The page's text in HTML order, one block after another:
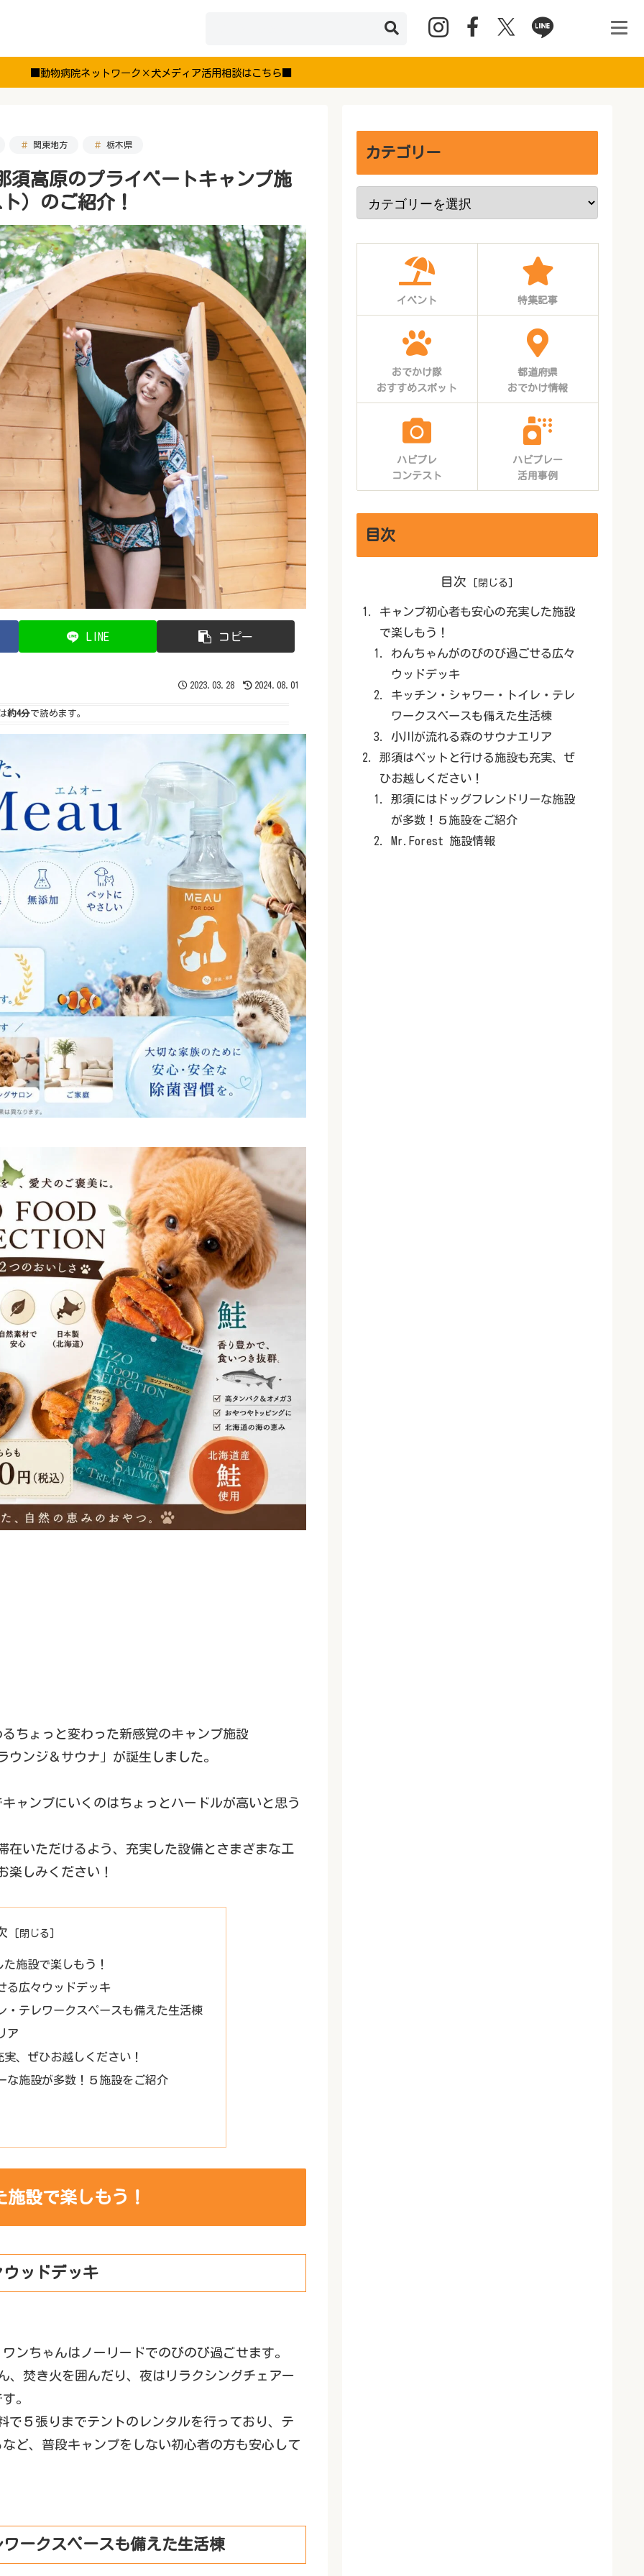
■動物病院ネットワーク×犬メディア活用相談はこちら■
関東地方 栃木県
須高原のプライベートキャンプ施
）のご紹介！
LINE コピー
2023.03.28 2024.08.01
約4分で読めます。
ちょっと変わった新感覚のキャンプ施設
ンジ＆サウナ」が誕生しました。
ャンプにいくのはちょっとハードルが高いと思う
いただけるよう、充実した設備とさまざまな工
しみください！
施設で楽しもう！
る広々ウッドデッキ
・テレワークスペースも備えた生活棟
ア
、ぜひお越しください！
な施設が多数！５施設をご紹介
設で楽しもう！
ッドデッキ
ンちゃんはノーリードでのびのび過ごせます。
、焚き火を囲んだり、夜はリラクシングチェアー
。
５張りまでテントのレンタルを行っており、テ
ど、普段キャンプをしない初心者の方も安心して
ークスペースも備えた生活棟
カテゴリー
イベント 特集記事
おでかけ隊
おすすめスポット
都道府県
おでかけ情報
ハピプレ
コンテスト
ハピプレー
活用事例
目次
目次
キャンプ初心者も安心の充実した施設
で楽しもう！
わんちゃんがのびのび過ごせる広々
ウッドデッキ
キッチン・シャワー・トイレ・テレ
ワークスペースも備えた生活棟
小川が流れる森のサウナエリア
那須はペットと行ける施設も充実、ぜ
ひお越しください！
那須にはドッグフレンドリーな施設
が多数！５施設をご紹介
Mr.Forest 施設情報